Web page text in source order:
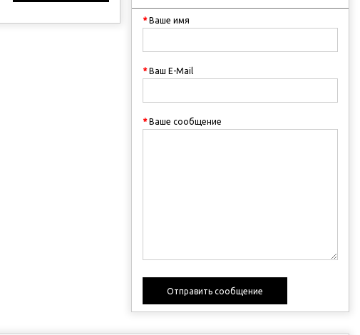
Ваше имя
Ваш E-Mail
Ваше сообщение